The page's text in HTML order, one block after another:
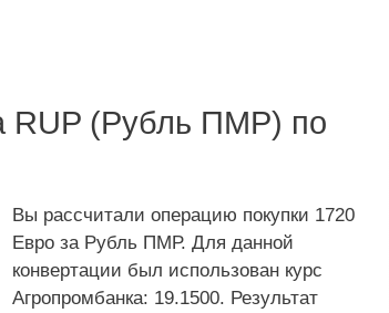
RUP (Рубль ПМР) по
Вы рассчитали операцию покупки 1720
Евро за Рубль ПМР. Для данной
конвертации был использован курс
Агропромбанка: 19.1500. Результат